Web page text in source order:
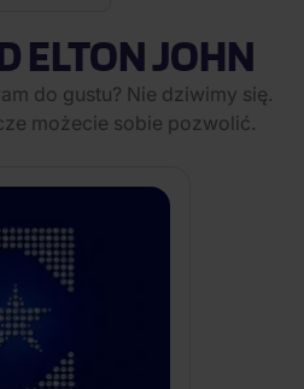
ELTON JOHN
do gustu? Nie dziwimy się.
możecie sobie pozwolić.